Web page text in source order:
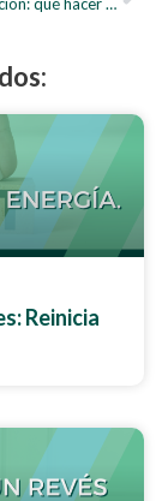
Reinicia